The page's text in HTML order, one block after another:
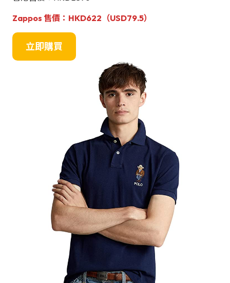
Zappos 售價：HKD622（USD79.5）
立即購買